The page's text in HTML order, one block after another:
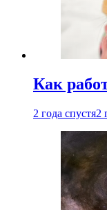
Как
2 года спустя2